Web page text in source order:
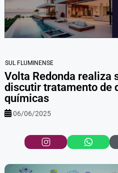
SUL FLUMINENSE
Volta Redonda realiza
discutir tratamento de
químicas
06/06/2025